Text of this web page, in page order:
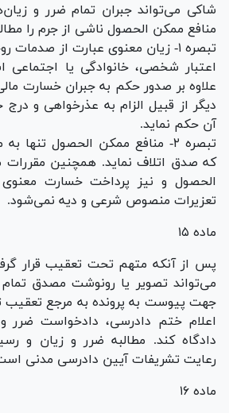
شاکی می‌تواند جبران تمام ضرر و
منافع ممکن الحصول ناشی از جرم را
تبصره ۱- زیان معنوی عبارت از
اعتبار شخصی، خانوادگی یا اجتماعی
علاوه بر صدور حکم به جبران خسارت
دیگر از قبیل الزام به عذرخواهی و
آن حکم نماید.
تبصره ۲- منافع ممکن الحصول
که صدق اتلاف نماید. همچنین مقررات
الحصول و نیز پرداخت خسارت
تعزیرات منصوص شرعی و دیه نمی‌شود.
ماده ۱۵
پس از آنکه متهم تحت تعقیب قرار
می‌تواند تصویر یا رونوشت مصدق تمام
جهت پیوست به پرونده به مرجع تعقیب
اعلام ختم دادرسی، دادخواست ضرر
دادگاه کند. مطالبه ضرر و زیان و
رعایت تشریفات آیین دادرسی مدنی
ماده ۱۶